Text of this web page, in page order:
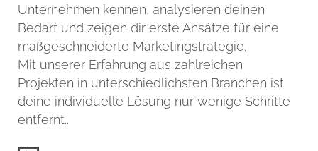
Unternehmen kennen, analysieren deinen
Bedarf und zeigen dir erste Ansätze für eine
maßgeschneiderte Marketingstrategie.
Mit unserer Erfahrung aus zahlreichen
Projekten in unterschiedlichsten Branchen ist
deine individuelle Lösung nur wenige Schritte
entfernt..